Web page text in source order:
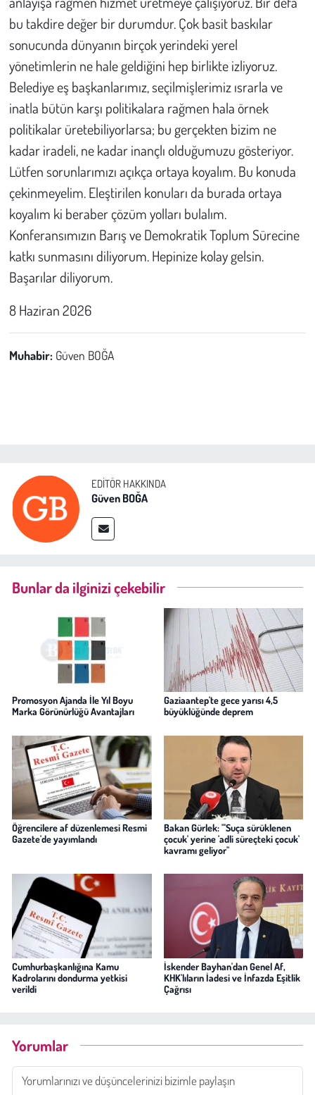
bu takdire değer bir durumdur. Çok basit baskılar
sonucunda dünyanın birçok yerindeki yerel
yönetimlerin ne hale geldiğini hep birlikte izliyoruz.
Belediye eş başkanlarımız, seçilmişlerimiz ısrarla ve
inatla bütün karşı politikalara rağmen hala örnek
politikalar üretebiliyorlarsa; bu gerçekten bizim ne
kadar iradeli, ne kadar inançlı olduğumuzu gösteriyor.
Lütfen sorunlarımızı açıkça ortaya koyalım. Bu konuda
çekinmeyelim. Eleştirilen konuları da burada ortaya
koyalım ki beraber çözüm yolları bulalım.
Konferansımızın Barış ve Demokratik Toplum Sürecine
katkı sunmasını diliyorum. Hepinize kolay gelsin.
Başarılar diliyorum.
8 Haziran 2026
Muhabir: Güven BOĞA
EDITÖR HAKKINDA
Güven BOĞA
Bunlar da ilginizi çekebilir
Promosyon Ajanda İle Yıl Boyu
Marka Görünürlüğü Avantajları
Gaziaantep'te gece yarısı 4,5
büyüklüğünde deprem
Öğrencilere af düzenlemesi Resmi
Gazete'de yayımlandı
Bakan Gürlek: "'Suça sürüklenen
çocuk' yerine 'adli süreçteki çocuk'
kavramı geliyor"
Cumhurbaşkanlığına Kamu
Kadrolarını dondurma yetkisi
verildi
İskender Bayhan'dan Genel Af,
KHK'lıların İadesi ve İnfazda Eşitlik
Çağrısı
Yorumlar